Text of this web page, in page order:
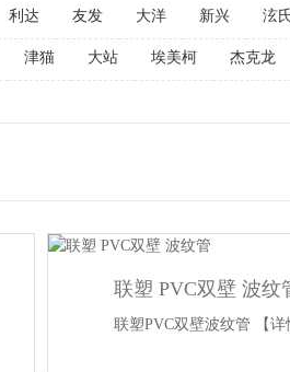
利达 友发 大洋 新兴 泫
津猫 大站 埃美柯 杰克龙
联塑 PVC双壁 波纹
联塑PVC双壁波纹管 【详